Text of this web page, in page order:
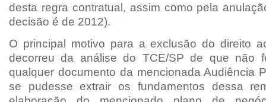
desta regra contratual, assim como pela
decisão é de 2012).
O principal motivo para a exclusão do direito
decorreu da análise do TCE/SP de que não
qualquer documento da mencionada Audiência
se pudesse extrair os fundamentos dessa